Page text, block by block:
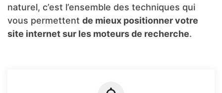
naturel, c’est l’ensemble des techniques qui
vous permettent de mieux positionner votre
site internet sur les moteurs de recherche.